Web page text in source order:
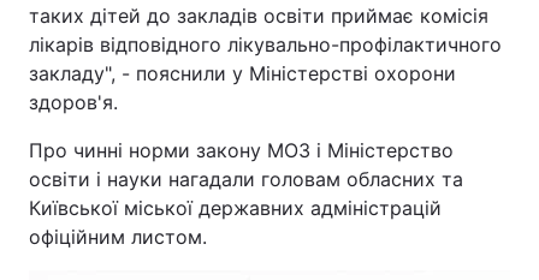
таких дітей до закладів освіти приймає комісія
лікарів відповідного лікувально-профілактичного
закладу", - пояснили у Міністерстві охорони
здоров'я.
Про чинні норми закону МОЗ і Міністерство
освіти і науки нагадали головам обласних та
Київської міської державних адміністрацій
офіційним листом.